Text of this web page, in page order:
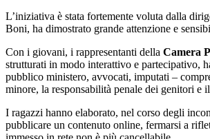
L’iniziativa è stata fortemente voluta dalla
Boni, ha dimostrato grande attenzione e
Con i giovani, i rappresentanti della Camera
strutturati in modo interattivo e partecipativo,
pubblico ministero, avvocati, imputati –
minore, la responsabilità penale dei genitori
I ragazzi hanno elaborato, nel corso degli
pubblicare un contenuto online, fermarsi a